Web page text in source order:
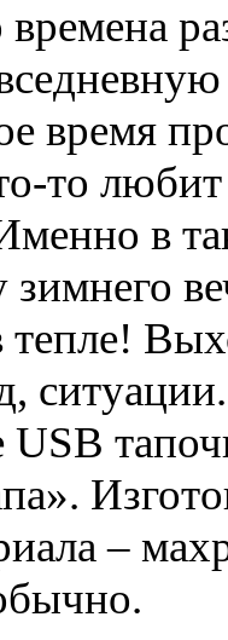
время
то любит
в
тепле!
USB
–